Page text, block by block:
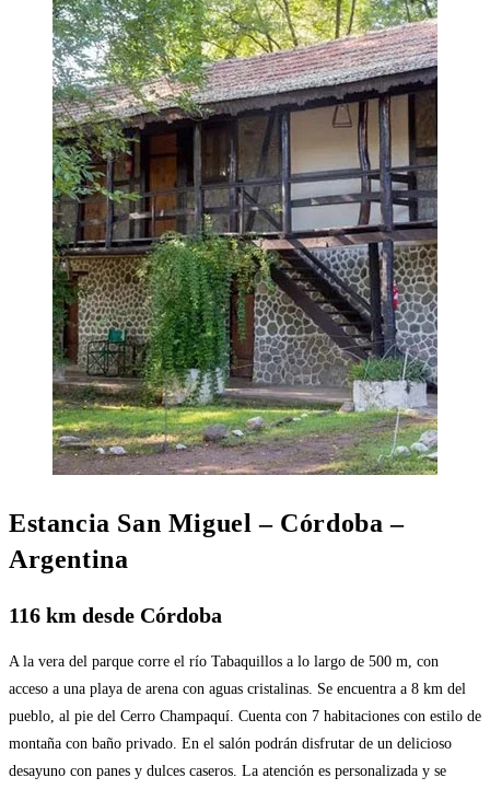
Estancia San Miguel – Córdoba –
Argentina
116 km desde Córdoba
A la vera del parque corre el río Tabaquillos a lo largo de 500 m, con
acceso a una playa de arena con aguas cristalinas. Se encuentra a 8 km del
pueblo, al pie del Cerro Champaquí. Cuenta con 7 habitaciones con estilo de
montaña con baño privado. En el salón podrán disfrutar de un delicioso
desayuno con panes y dulces caseros. La atención es personalizada y se